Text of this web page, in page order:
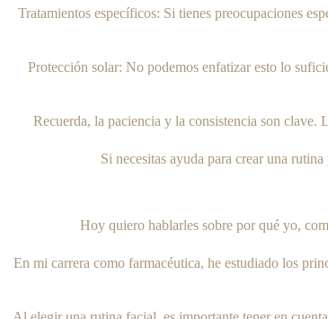
Tratamientos específicos: Si tienes preocupaciones
Protección solar: No podemos enfatizar esto lo
Recuerda, la paciencia y la consistencia son clave.
Si necesitas ayuda para crear una
Hoy quiero hablarles sobre por qué yo,
En mi carrera como farmacéutica, he estudiado los